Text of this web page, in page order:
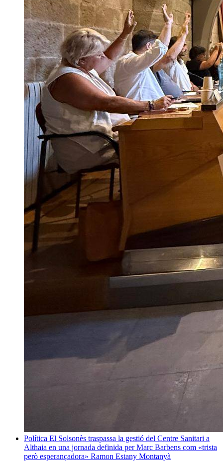
Política El Solsonès traspassa la gestió del Centre Sanitari a
Althaia en una jornada definida per Marc Barbens com «trista
però esperançadora» Ramon Estany Montanyà